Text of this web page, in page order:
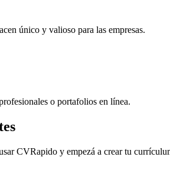
único y valioso para las empresas.
o portafolios en línea.
CVRapido y empezá a crear tu